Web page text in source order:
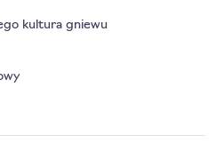
kultura gniewu